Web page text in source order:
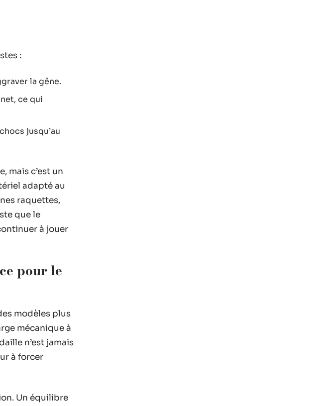
:
la gêne.
ce qui
jusqu’au
mais c’est un
adapté au
raquettes,
que le
à jouer
pour le
modèles plus
mécanique à
n’est jamais
à forcer
Un équilibre